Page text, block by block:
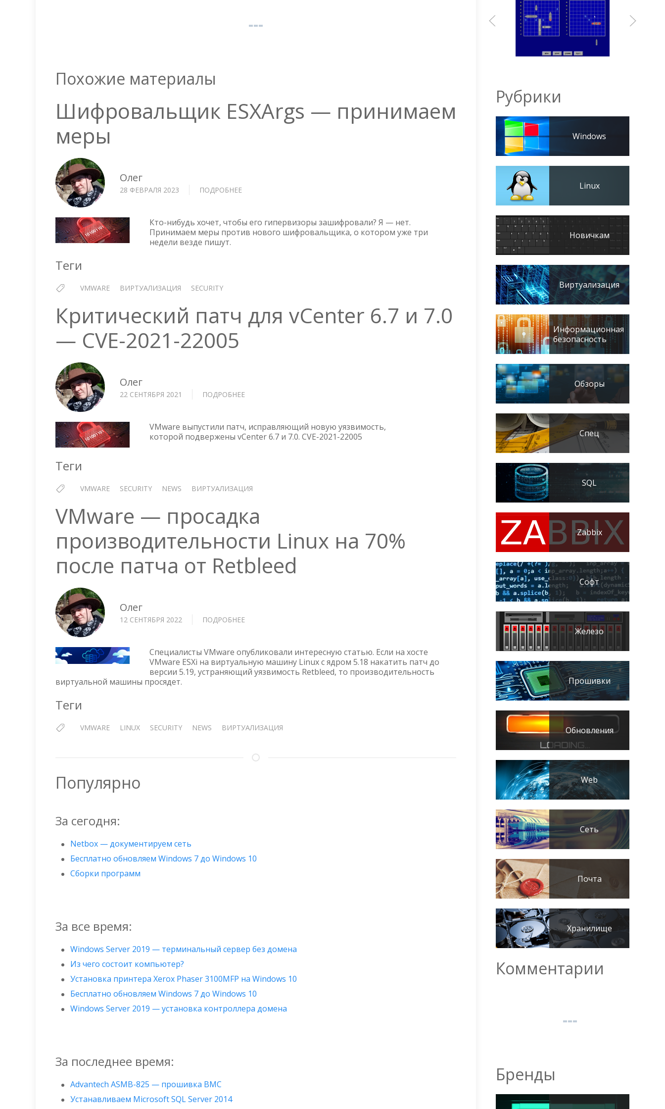
Похожие материалы
Шифровальщик ESXArgs — принимаем
меры
Олег
28 ФЕВРАЛЯ 2023 ПОДРОБНЕЕ
—
ПРИНИМАЕМ
Кто-нибудь хочет, чтобы его гипервизоры зашифровали? Я — нет.
Принимаем меры против нового шифровальщика, о котором уже три
недели везде пишут.
Теги
VMWARE ВИРТУАЛИЗАЦИЯ SECURITY
Критический патч для vCenter 6.7 и 7.0
— CVE-2021-22005
Олег
22 СЕНТЯБРЯ 2021 ПОДРОБНЕЕ
ДЛЯ
VCENTER
CVE-
VMware выпустили патч, исправляющий новую уязвимость,
которой подвержены vCenter 6.7 и 7.0. CVE-2021-22005
Теги
VMWARE SECURITY NEWS ВИРТУАЛИЗАЦИЯ
VMware — просадка
производительности Linux на 70%
после патча от Retbleed
Олег
12 СЕНТЯБРЯ 2022 ПОДРОБНЕЕ
ПРОСАДКА
ПРОИЗВОДИТЕЛЬНОСТИ
LINUX
ОТ
RETBLEED
Специалисты VMware опубликовали интересную статью. Если на хосте
VMware ESXi на виртуальную машину Linux с ядром 5.18 накатить патч до
версии 5.19, устраняющий уязвимость Retbleed, то производительность
виртуальной машины просядет.
Теги
VMWARE LINUX SECURITY NEWS ВИРТУАЛИЗАЦИЯ
Популярно
За сегодня:
Netbox — документируем сеть
Бесплатно обновляем Windows 7 до Windows 10
Сборки программ
За все время:
Windows Server 2019 — терминальный сервер без домена
Из чего состоит компьютер?
Установка принтера Xerox Phaser 3100MFP на Windows 10
Бесплатно обновляем Windows 7 до Windows 10
Windows Server 2019 — установка контроллера домена
За последнее время:
Advantech ASMB-825 — прошивка BMC
Устанавливаем Microsoft SQL Server 2014
Рубрики
Windows
Linux
Новичкам
Виртуализация
Информационная
безопасность
Обзоры
Спец
SQL
Zabbix
Софт
Железо
Прошивки
Обновления
Web
Сеть
Почта
Хранилище
Комментарии
Бренды